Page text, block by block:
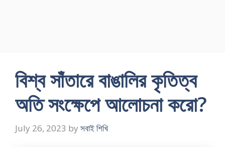
বিশ্ব সাঁতারে বাঙালির কৃতিত্ব
অতি সংক্ষেপে আলোচনা করো?
July 26, 2023 by সবাই শিখি